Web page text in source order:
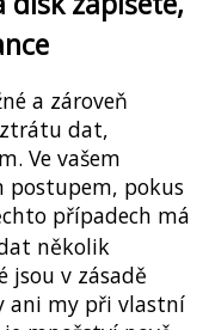
a zároveň
ztrátu dat,
Ve vašem
pokus
případech má
několik
jsou v zásadě
ani my při vlastní